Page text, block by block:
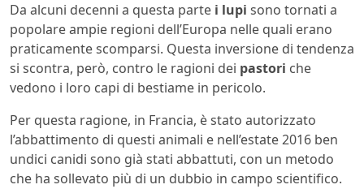
Da alcuni decenni a questa parte i lupi sono tornati a
popolare ampie regioni dell’Europa nelle quali erano
praticamente scomparsi. Questa inversione di tendenza
si scontra, però, contro le ragioni dei pastori che
vedono i loro capi di bestiame in pericolo.
Per questa ragione, in Francia, è stato autorizzato
l’abbattimento di questi animali e nell’estate 2016 ben
undici canidi sono già stati abbattuti, con un metodo
che ha sollevato più di un dubbio in campo scientifico.